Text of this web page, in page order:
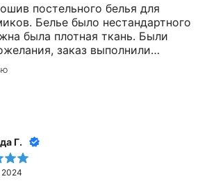
постельного белья для
Белье было нестандартного
была плотная ткань. Были
заказ выполнили
еще подушки и одеяла для
очень довольны.
Г.